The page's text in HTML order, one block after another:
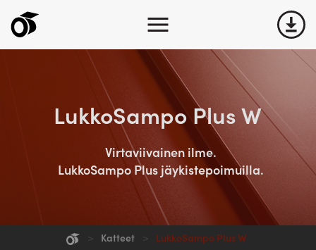
Yritys
Tuotteet
Ota yhteyttä
Kuvat
Lataukset
LukkoSampo Plus W
Virtaviivainen ilme.
LukkoSampo Plus jäykistepoimuilla.
Katteet
> LukkoSampo Plus W
>